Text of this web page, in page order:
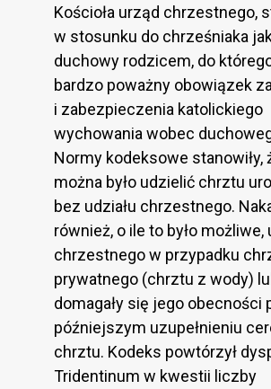
Kościoła urząd chrzestnego,
w stosunku do chrześniaka
duchowy rodzicem, do
bardzo poważny obowiązek
i zabezpieczenia katolickiego
wychowania wobec
Normy kodeksowe stanowiły,
można było udzielić chrztu
bez udziału chrzestnego.
również, o ile to było możliwe,
chrzestnego w przypadku
prywatnego (chrztu z wody)
domagały się jego obecności
późniejszym uzupełnieniu
chrztu. Kodeks powtórzył
Tridentinum w kwestii liczby